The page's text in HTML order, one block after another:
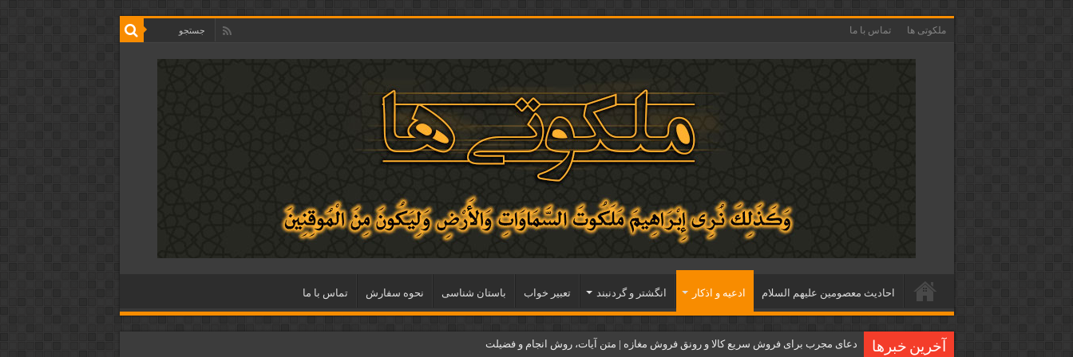
ملکوتی ها تماس با ما
احاديث معصومين عليهم السلام ادعيه و اذكار انگشتر و گردنبند تعبیر خواب باستان شناسی نحوه سفارش تماس با ما
آخرین خبرها دعای مجرب برای فروش سریع کالا و رونق فروش مغازه | متن آیات، روش انجام و فضیلت